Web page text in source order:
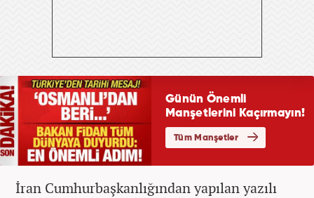
İran Cumhurbaşkanlığından yapılan yazılı